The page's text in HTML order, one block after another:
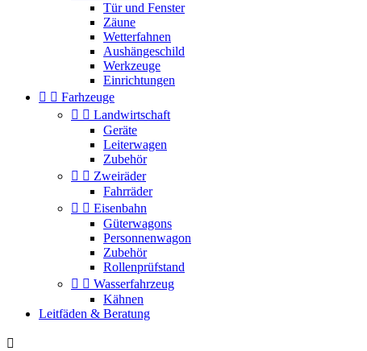
Tür und Fenster
Zäune
Wetterfahnen
Aushängeschild
Werkzeuge
Einrichtungen
  Farhzeuge
  Landwirtschaft
Geräte
Leiterwagen
Zubehör
  Zweiräder
Fahrräder
  Eisenbahn
Güterwagons
Personnenwagon
Zubehör
Rollenprüfstand
  Wasserfahrzeug
Kähnen
Leitfäden & Beratung
